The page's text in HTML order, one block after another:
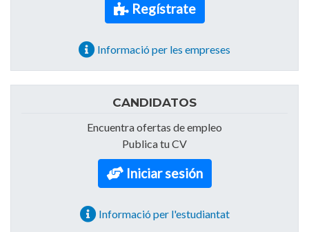
Regístrate
Informació per les empreses
CANDIDATOS
Encuentra ofertas de empleo
Publica tu CV
Iniciar sesión
Informació per l'estudiantat